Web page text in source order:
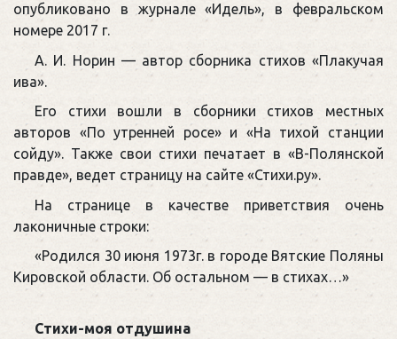
опубликовано в журнале «Идель», в февральском
номере 2017 г.
А. И. Норин — автор сборника стихов «Плакучая
ива».
Его стихи вошли в сборники стихов местных
авторов «По утренней росе» и «На тихой станции
сойду». Также свои стихи печатает в «В-Полянской
правде», ведет страницу на сайте «Стихи.ру».
На странице в качестве приветствия очень
лаконичные строки:
«Родился 30 июня 1973г. в городе Вятские Поляны
Кировской области. Об остальном — в стихах…»
Стихи-моя отдушина